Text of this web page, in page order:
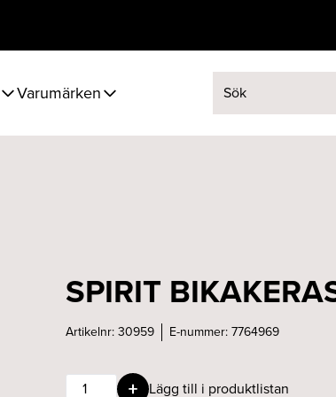
Varumärken Sök efter:
SPIRIT
Artikelnr:30959 E-nummer:7764969
SPIRIT
Lägg till i produktlistan